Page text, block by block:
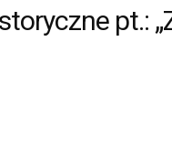
pt.: